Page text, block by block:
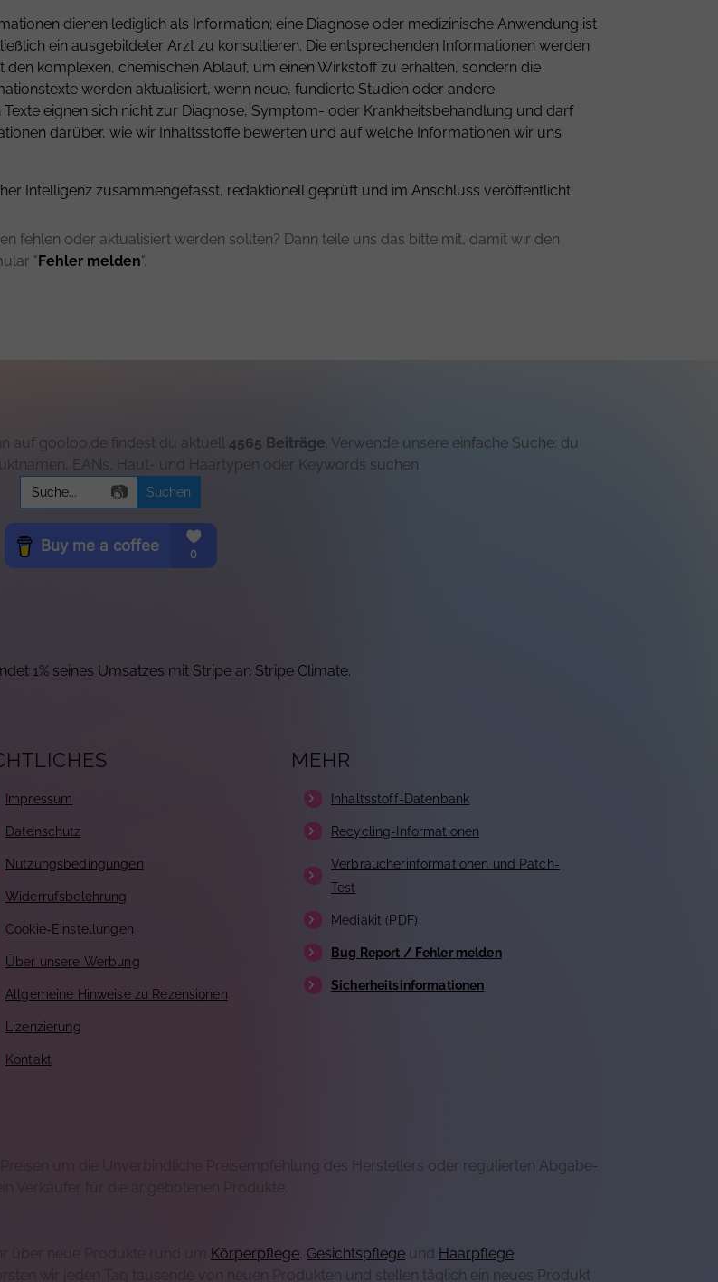
dienen lediglich als Information; eine Diagnose oder medizinische Anwendung ist
ein ausgebildeter Arzt zu konsultieren. Die entsprechenden Informationen werden
komplexen, chemischen Ablauf, um einen Wirkstoff zu erhalten, sondern die
werden aktualisiert, wenn neue, fundierte Studien oder andere
eignen sich nicht zur Diagnose, Symptom- oder Krankheitsbehandlung und darf
darüber, wie wir Inhaltsstoffe bewerten und auf welche Informationen wir uns
Intelligenz zusammengefasst, redaktionell geprüft und im Anschluss veröffentlicht.
fehlen oder aktualisiert werden sollten? Dann teile uns das bitte mit, damit wir den
"Fehler melden".
auf gooloo.de findest du aktuell 4565 Beiträge. Verwende unsere einfache Suche: du
EANs, Haut- und Haartypen oder Keywords suchen.
Search
for:
📷
1% seines Umsatzes mit Stripe an Stripe Climate.
Impressum
Datenschutz
Nutzungsbedingungen
Widerrufsbelehrung
Cookie-Einstellungen
Über unsere Werbung
Allgemeine Hinweise zu Rezensionen
Lizenzierung
Kontakt
MEHR
Inhaltsstoff-Datenbank
Recycling-Informationen
Verbraucherinformationen und Patch-
Test
Mediakit (PDF)
Bug Report / Fehler melden
Sicherheitsinformationen
um die Unverbindliche Preisempfehlung des Herstellers oder regulierten Abgabe-
Verkäufer für die angebotenen Produkte.
über neue Produkte rund um Körperpflege Gesichtspflege und Haarpflege,
wir jeden Tag tausende von neuen Produkten und stellen täglich ein neues Produkt